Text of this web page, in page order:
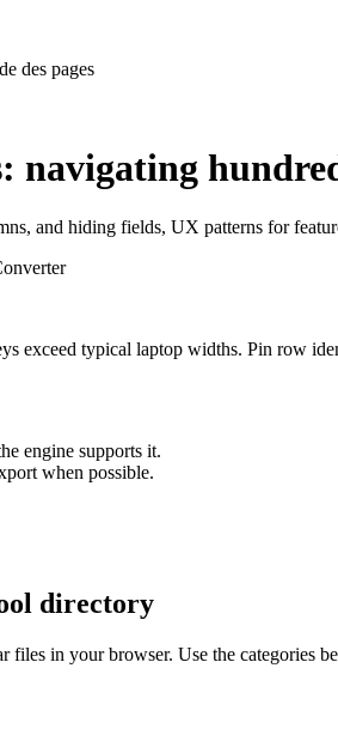
des pages
navigating
and hiding fields, UX patterns for
exceed typical laptop widths. Pin row
engine supports it.
when possible.
directory
files in your browser. Use the